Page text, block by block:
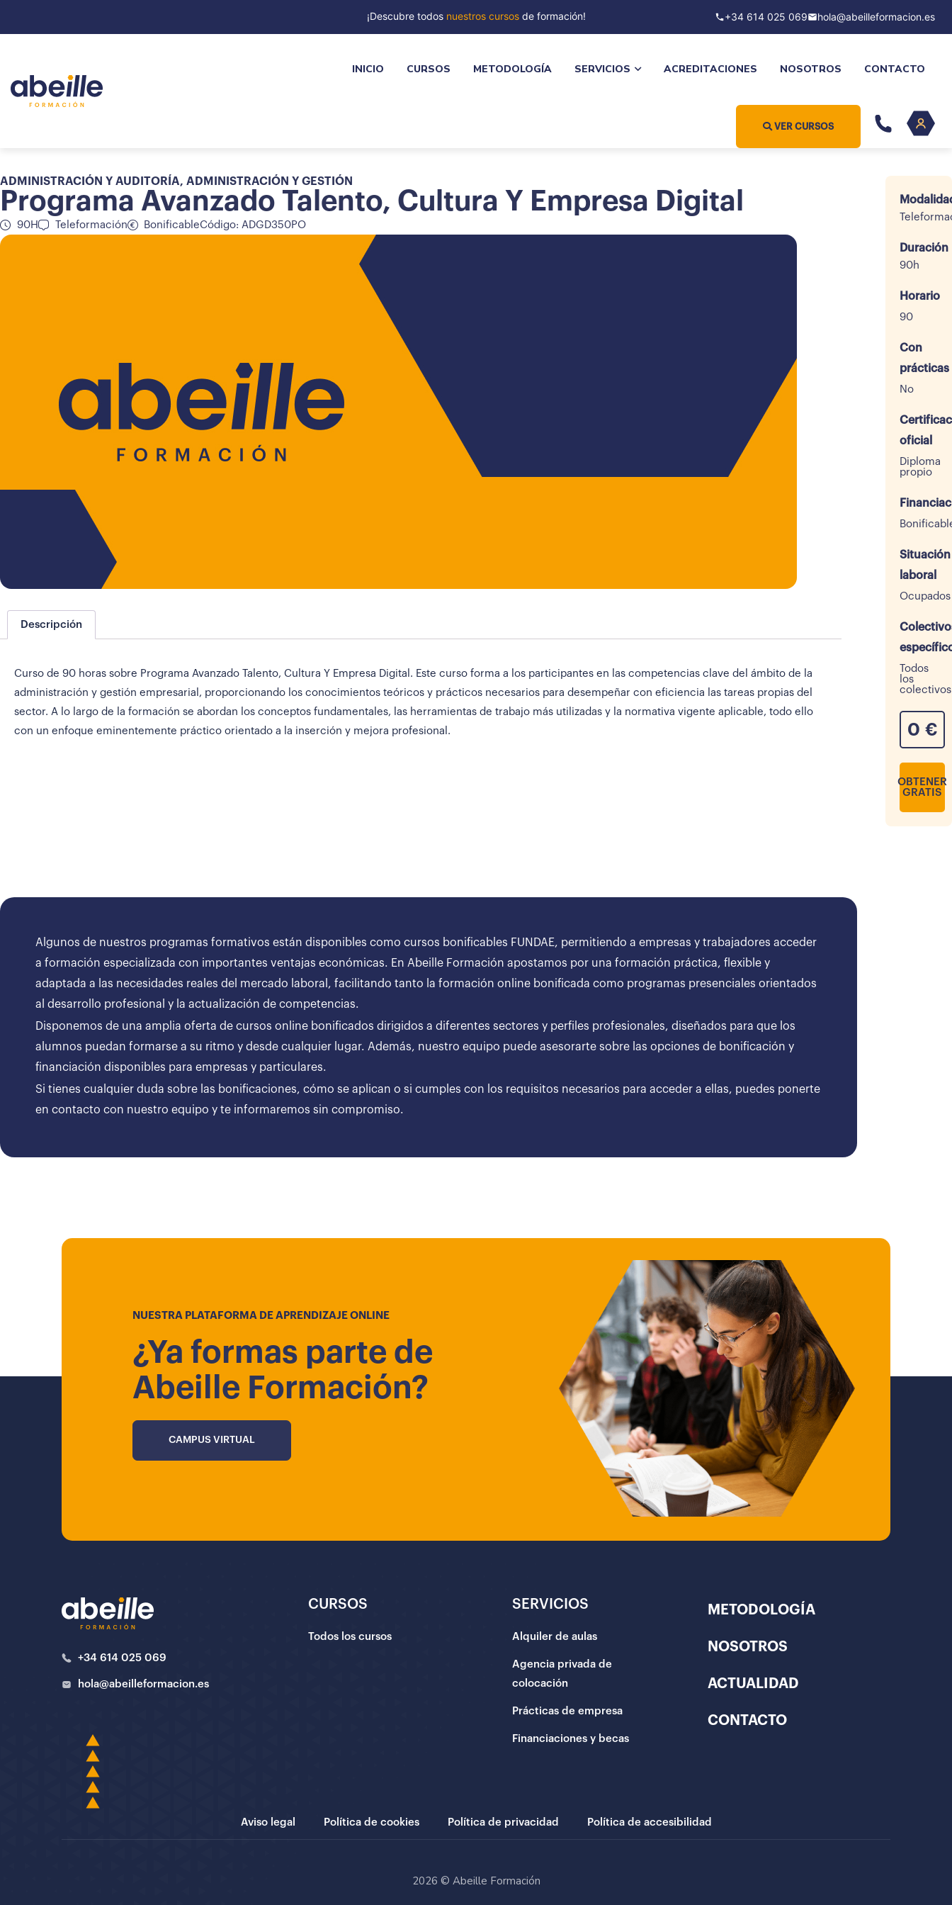
¡Descubre todos nuestros cursosde formación! +34 614 025 069 hola@abeilleformacion.es
INICIO CURSOS METODOLOGÍA SERVICIOS ACREDITACIONES NOSOTROS CONTACTO
VER CURSOS
ADMINISTRACIÓN Y AUDITORÍA, ADMINISTRACIÓN Y GESTIÓN
Programa Avanzado Talento, Cultura Y Empresa Digital
90H Teleformación BonificableCódigo: ADGD350PO
Descripción
Curso de 90 horas sobre Programa Avanzado Talento, Cultura Y Empresa Digital. Este curso forma a los participantes en las competencias clave del ámbito de la
administración y gestión empresarial, proporcionando los conocimientos teóricos y prácticos necesarios para desempeñar con eficiencia las tareas propias del
sector. A lo largo de la formación se abordan los conceptos fundamentales, las herramientas de trabajo más utilizadas y la normativa vigente aplicable, todo ello
con un enfoque eminentemente práctico orientado a la inserción y mejora profesional.
Duración
90h
Horario
90
Con
prácticas
No
oficial
Diploma
propio
Situación
laboral
Ocupados
Todos
los
colectivos
0 €
OBTENER
GRATIS
Algunos de nuestros programas formativos están disponibles como cursos bonificables FUNDAE, permitiendo a empresas y trabajadores acceder
a formación especializada con importantes ventajas económicas. En Abeille Formación apostamos por una formación práctica, flexible y
adaptada a las necesidades reales del mercado laboral, facilitando tanto la formación online bonificada como programas presenciales orientados
al desarrollo profesional y la actualización de competencias.
Disponemos de una amplia oferta de cursos online bonificados dirigidos a diferentes sectores y perfiles profesionales, diseñados para que los
alumnos puedan formarse a su ritmo y desde cualquier lugar. Además, nuestro equipo puede asesorarte sobre las opciones de bonificación y
financiación disponibles para empresas y particulares.
Si tienes cualquier duda sobre las bonificaciones, cómo se aplican o si cumples con los requisitos necesarios para acceder a ellas, puedes ponerte
en contacto con nuestro equipo y te informaremos sin compromiso.
NUESTRA PLATAFORMA DE APRENDIZAJE ONLINE
¿Ya formas parte de
Abeille Formación?
CAMPUS VIRTUAL
+34 614 025 069
hola@abeilleformacion.es
CURSOS
Todos los cursos
SERVICIOS
Alquiler de aulas
Agencia privada de
colocación
Prácticas de empresa
Financiaciones y becas
METODOLOGÍA
NOSOTROS
ACTUALIDAD
CONTACTO
Aviso legal Política de cookies Política de privacidad Política de accesibilidad
2026 © Abeille Formación